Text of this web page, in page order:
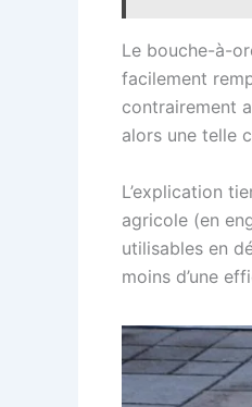
Le bouche-à-
facilement
contrairement
alors une telle
L’explication
agricole (en
utilisables en
moins d’une